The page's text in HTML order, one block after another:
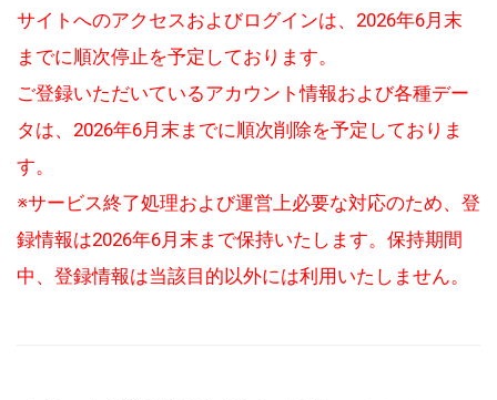
サイトへのアクセスおよびログインは、2026年6月末
までに順次停止を予定しております。
ご登録いただいているアカウント情報および各種デー
タは、2026年6月末までに順次削除を予定しておりま
す。
※サービス終了処理および運営上必要な対応のため、登
録情報は2026年6月末まで保持いたします。保持期間
中、登録情報は当該目的以外には利用いたしません。